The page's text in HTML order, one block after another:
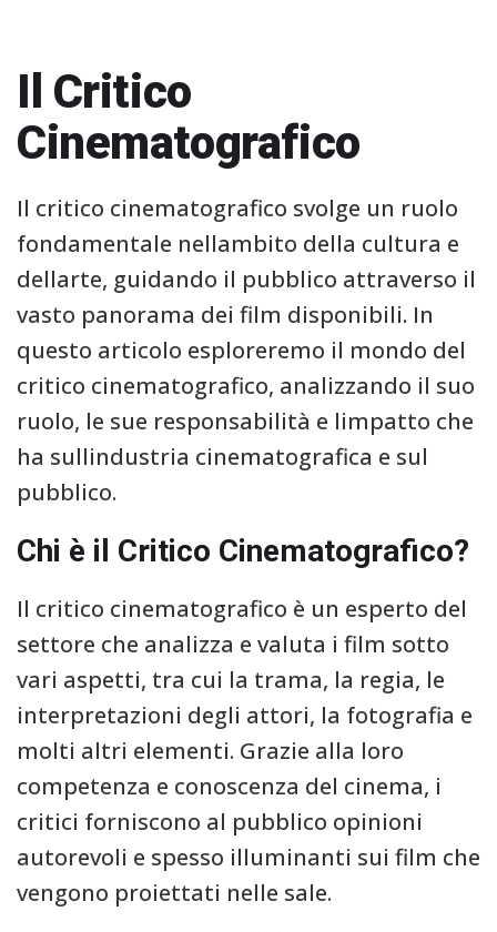
Il Critico
Cinematografico
Il critico cinematografico svolge un ruolo
fondamentale nellambito della cultura e
dellarte, guidando il pubblico attraverso il
vasto panorama dei film disponibili. In
questo articolo esploreremo il mondo del
critico cinematografico, analizzando il suo
ruolo, le sue responsabilità e limpatto che
ha sullindustria cinematografica e sul
pubblico.
Chi è il Critico Cinematografico?
Il critico cinematografico è un esperto del
settore che analizza e valuta i film sotto
vari aspetti, tra cui la trama, la regia, le
interpretazioni degli attori, la fotografia e
molti altri elementi. Grazie alla loro
competenza e conoscenza del cinema, i
critici forniscono al pubblico opinioni
autorevoli e spesso illuminanti sui film che
vengono proiettati nelle sale.